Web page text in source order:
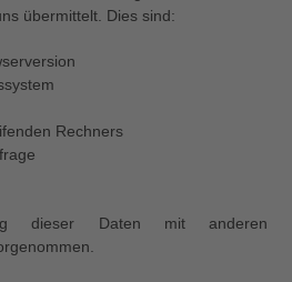
übermittelt. Dies sind:
Rechners
dieser Daten mit anderen